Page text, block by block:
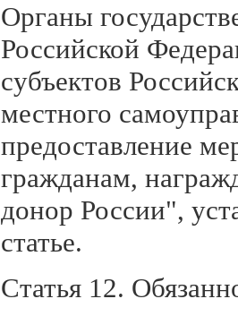
Органы
Российской
субъектов
местного
предоставление
гражданам,
донор России",
статье.
Статья 12.